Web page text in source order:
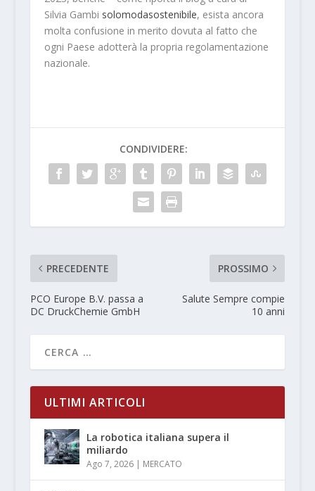
Silvia Gambi solomodasostenibile, esista ancora
molta confusione in merito dovuta al fatto che
ogni Paese adotterà la propria regolamentazione
nazionale.
CONDIVIDERE:
PRECEDENTE
PCO Europe B.V. passa a
DC DruckChemie GmbH
PROSSIMO
Salute Sempre compie
10 anni
ULTIMI ARTICOLI
La robotica italiana supera il
miliardo
Ago 7, 2026| MERCATO